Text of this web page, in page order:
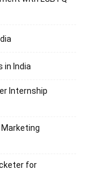
in India
Internship
Marketing
for